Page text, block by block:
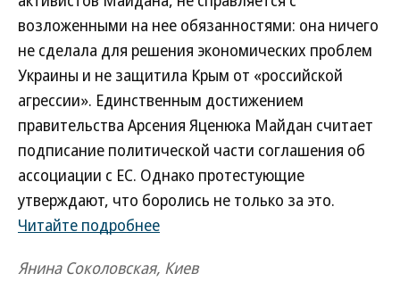
возложенными на нее обязанностями: она ничего
не сделала для решения экономических проблем
Украины и не защитила Крым от «российской
агрессии». Единственным достижением
правительства Арсения Яценюка Майдан считает
подписание политической части соглашения об
ассоциации с ЕС. Однако протестующие
утверждают, что боролись не только за это.
Читайте подробнее
Янина Соколовская, Киев